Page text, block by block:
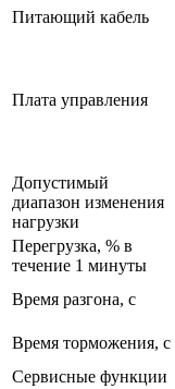
Питающий кабель
Плата управления
Допустимый
диапазон изменения
нагрузки
Перегрузка, % в
течение 1 минуты
Время разгона, с
Время торможения, с
Сервисные функции